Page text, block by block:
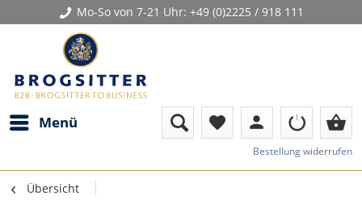
Mo-So von 7-21 Uhr: +49 (0)2225 / 918 111
Menü favorite person shopping_basket
Bestellung widerrufen
Übersicht